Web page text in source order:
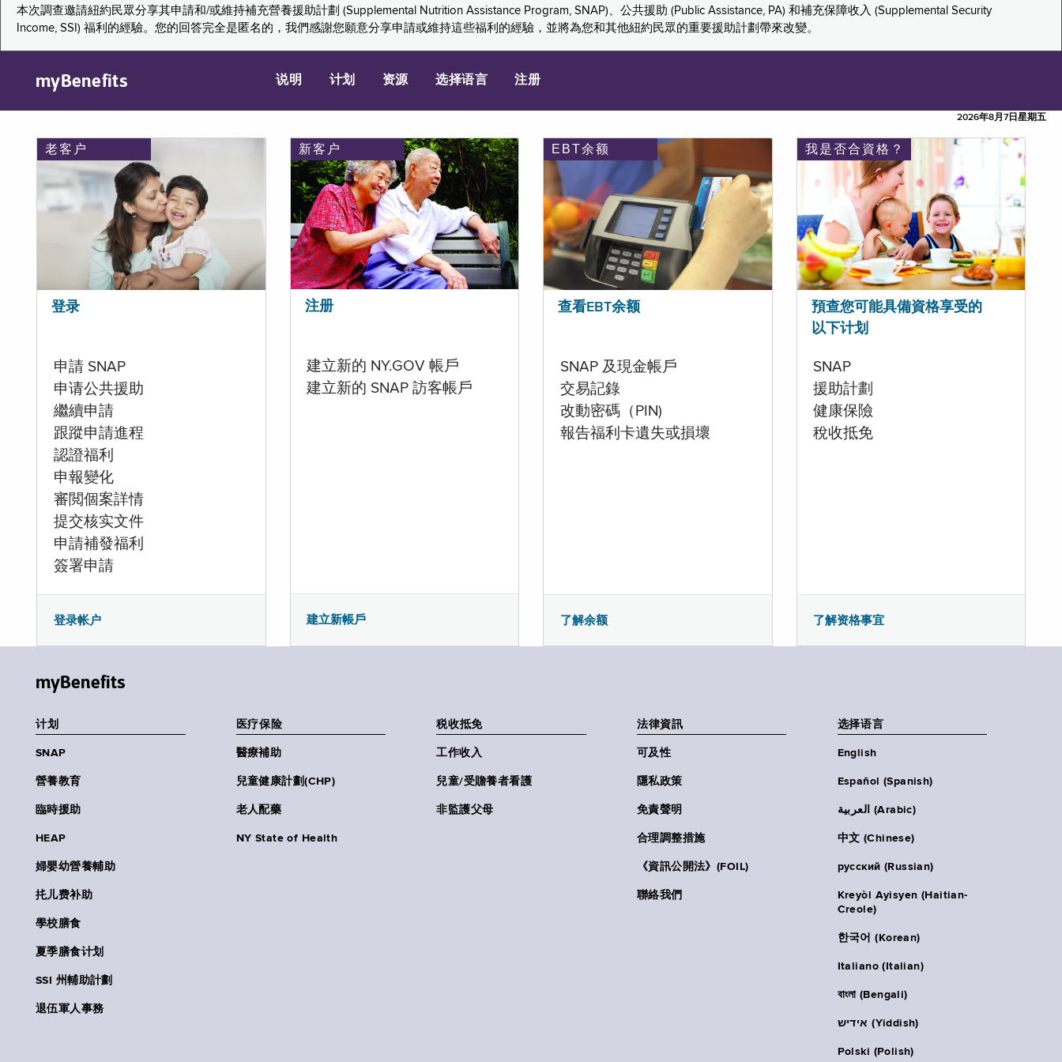
本次調查邀請紐約民眾分享其申請和/或維持補充營養援助計劃 (Supplemental Nutrition Assistance Program, SNAP)、公共援助 (Public Assistance, PA) 和補充保障收入 (Supplemental Security
Income, SSI) 福利的經驗。您的回答完全是匿名的，我們感謝您願意分享申請或維持這些福利的經驗，並將為您和其他紐約民眾的重要援助計劃帶來改變。
myBenefits 说明 计划 资源 选择语言 注册
2026年8月7日星期五
老客户
登录
申請 SNAP
申请公共援助
繼續申請
跟蹤申請進程
認證福利
申報變化
審閲個案詳情
提交核实文件
申請補發福利
簽署申請
登录帐户
新客户
注册
建立新的 NY.GOV 帳戶
建立新的 SNAP 訪客帳戶
建立新帳戶
EBT余额
查看EBT余额
SNAP 及現金帳戶
交易記錄
改動密碼（PIN)
報告福利卡遺失或損壞
了解余额
我是否合資格？
預查您可能具備資格享受的
以下计划
SNAP
援助計劃
健康保險
稅收抵免
了解资格事宜
myBenefits
计划
SNAP
營養教育
臨時援助
HEAP
婦嬰幼營養輔助
扥儿费补助
學校膳食
夏季膳食计划
SSI 州輔助計劃
退伍軍人事務
医疗保险
醫療補助
兒童健康計劃(CHP)
老人配藥
NY State of Health
税收抵免
工作收入
兒童/受贍養者看護
非監護父母
法律資訊
可及性
隱私政策
免責聲明
合理調整措施
《資訊公開法》(FOIL)
聯絡我們
选择语言
English
Español (Spanish)
العربية (Arabic)
中文 (Chinese)
русский (Russian)
Kreyòl Ayisyen (Haitian-
Creole)
한국어 (Korean)
Italiano (Italian)
বাংলা (Bengali)
אידיש (Yiddish)
Polski (Polish)